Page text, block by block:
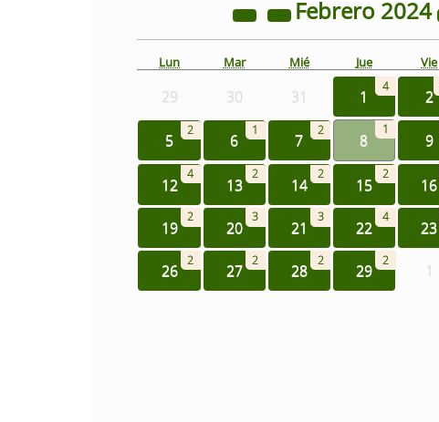
Febrero 2024
Lun Mar Mié Jue Vie
29 30 31 1
4
2
5
2
6
1
7
2
8
1
9
12
4
13
2
14
2
15
2
16
19
2
20
3
21
3
22
4
23
26
2
27
2
28
2
29
2
1